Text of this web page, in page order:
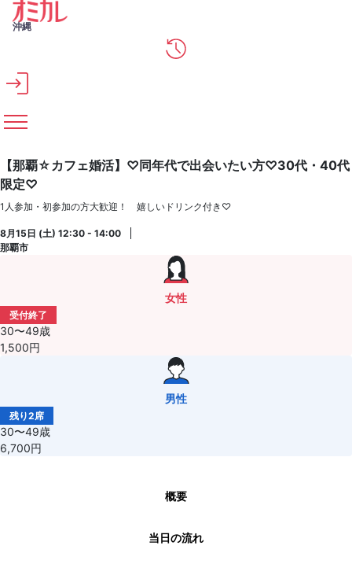
メインコンテンツへスキップ
沖縄
【那覇☆カフェ婚活】♡同年代で出会いたい方♡30代・40代
限定♡
1人参加・初参加の方大歓迎！ 嬉しいドリンク付き♡
8月15日 (土) 12:30 - 14:00
那覇市
女性
受付終了
30〜49歳
1,500円
男性
残り2席
30〜49歳
6,700円
概要
当日の流れ